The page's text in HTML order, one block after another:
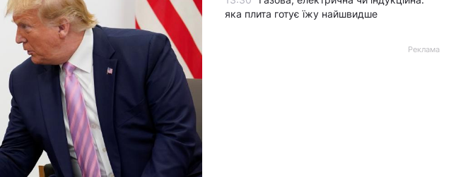
яка плита готує їжу найшвидше
Реклама